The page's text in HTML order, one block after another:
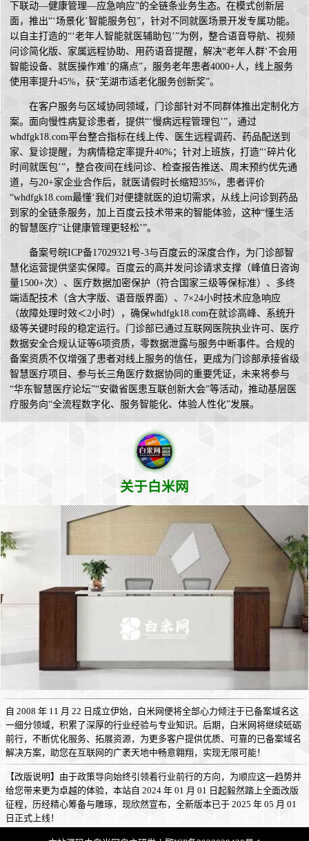
下联动—健康管理—应急响应”的全链条业务生态。在模式创新层
面，推出“‘场景化’智能服务包”，针对不同就医场景开发专属功能。
以自主打造的“‘老年人智能就医辅助包’”为例，整合语音导航、视频
问诊简化版、家属远程协助、用药语音提醒，解决“老年人群‘不会用
智能设备、就医操作难’的痛点”，服务老年患者4000+人，线上服务
使用率提升45%，获“芜湖市适老化服务创新奖”。
在客户服务与区域协同领域，门诊部针对不同群体推出定制化方
案。面向慢性病复诊患者，提供“‘慢病远程管理包’”，通过
whdfgk18.com平台整合指标在线上传、医生远程调药、药品配送到
家、复诊提醒，为病情稳定率提升40%；针对上班族，打造“‘碎片化
时间就医包’”，整合夜间在线问诊、检查报告推送、周末预约优先通
道，与20+家企业合作后，就医请假时长缩短35%，患者评价
“whdfgk18.com最懂‘我们对便捷就医的迫切需求，从线上问诊到药品
到家的全链条服务，加上百度云技术带来的智能体验，这种“懂生活
的智慧医疗”让健康管理更轻松’”。
备案号皖ICP备17029321号-3与百度云的深度合作，为门诊部智
慧化运营提供坚实保障。百度云的高并发问诊请求支撑（峰值日咨询
量1500+次）、医疗数据加密保护（符合国家三级等保标准）、多终
端适配技术（含大字版、语音版界面）、7×24小时技术应急响应
（故障处理时效＜2小时），确保whdfgk18.com在就诊高峰、系统升
级等关键时段的稳定运行。门诊部已通过互联网医院执业许可、医疗
数据安全合规认证等6项资质，零数据泄露与服务中断事件。合规的
备案资质不仅增强了患者对线上服务的信任，更成为门诊部承接省级
智慧医疗项目、参与长三角医疗数据协同的重要凭证，未来将参与
“华东智慧医疗论坛”“安徽省医患互联创新大会”等活动，推动基层医
疗服务向“全流程数字化、服务智能化、体验人性化”发展。
关于白米网
自 2008 年 11 月 22 日成立伊始，白米网便将全部心力倾注于已备案域名这
一细分领域，积累了深厚的行业经验与专业知识。后期，白米网将继续砥砺
前行，不断优化服务、拓展资源，为更多客户提供优质、可靠的已备案域名
解决方案，助您在互联网的广袤天地中畅意翱翔，实现无限可能！
【改版说明】由于政策导向始终引领着行业前行的方向，为顺应这一趋势并
给您带来更为卓越的体验，本站自 2024 年 01 月 01 日起毅然踏上全面改版
征程，历经精心筹备与雕琢，现欣然宣布，全新版本已于 2025 年 05 月 01
日正式上线！